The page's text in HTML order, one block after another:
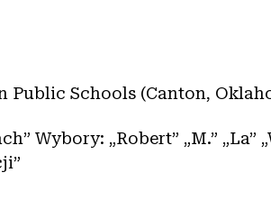
Public Schools (Canton,
Wybory: „Robert” „M.” „La”